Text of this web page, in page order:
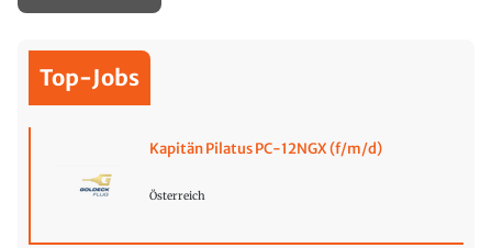
Top-Jobs
Kapitän Pilatus PC-12NGX (f/m/d)
Österreich